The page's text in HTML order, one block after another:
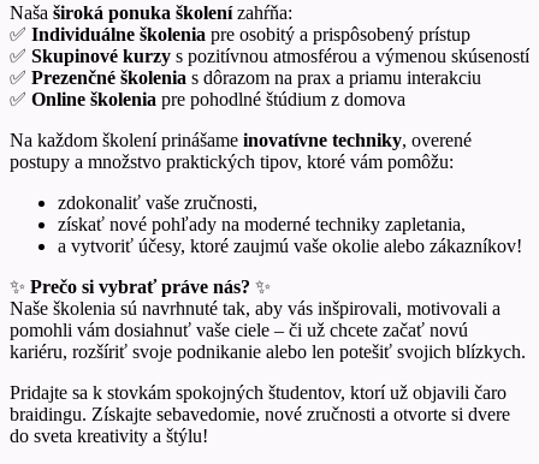
Naša široká ponuka školenízahŕňa:
✅ Individuálne školenia pre osobitý a prispôsobený prístup
✅ Skupinové kurzy s pozitívnou atmosférou a výmenou skúseností
✅ Prezenčné školenia s dôrazom na prax a priamu interakciu
✅ Online školenia pre pohodlné štúdium z domova
Na každom školení prinášame inovatívne techniky, overené
postupy a množstvo praktických tipov, ktoré vám pomôžu:
zdokonaliť vaše zručnosti,
získať nové pohľady na moderné techniky zapletania,
a vytvoriť účesy, ktoré zaujmú vaše okolie alebo zákazníkov!
✨ Prečo si vybrať práve nás? ✨
Naše školenia sú navrhnuté tak, aby vás inšpirovali, motivovali a
pomohli vám dosiahnuť vaše ciele – či už chcete začať novú
kariéru, rozšíriť svoje podnikanie alebo len potešiť svojich blízkych.
Pridajte sa k stovkám spokojných študentov, ktorí už objavili čaro
braidingu. Získajte sebavedomie, nové zručnosti a otvorte si dvere
do sveta kreativity a štýlu!